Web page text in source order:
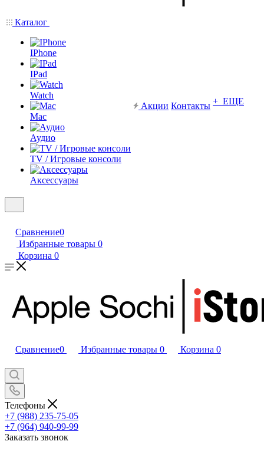
Каталог
IPhone
IPad
Watch
Mac
Аудио
TV / Игровые консоли
Аксессуары
Акции Контакты + ЕЩЕ
Сравнение0
Избранные товары 0
Корзина 0
Сравнение0 Избранные товары 0 Корзина 0
Телефоны
+7 (988) 235-75-05
+7 (964) 940-99-99
Заказать звонок